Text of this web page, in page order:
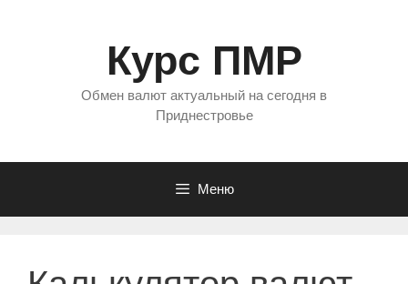
Курс ПМР
Обмен валют актуальный на сегодня в
Приднестровье
Меню